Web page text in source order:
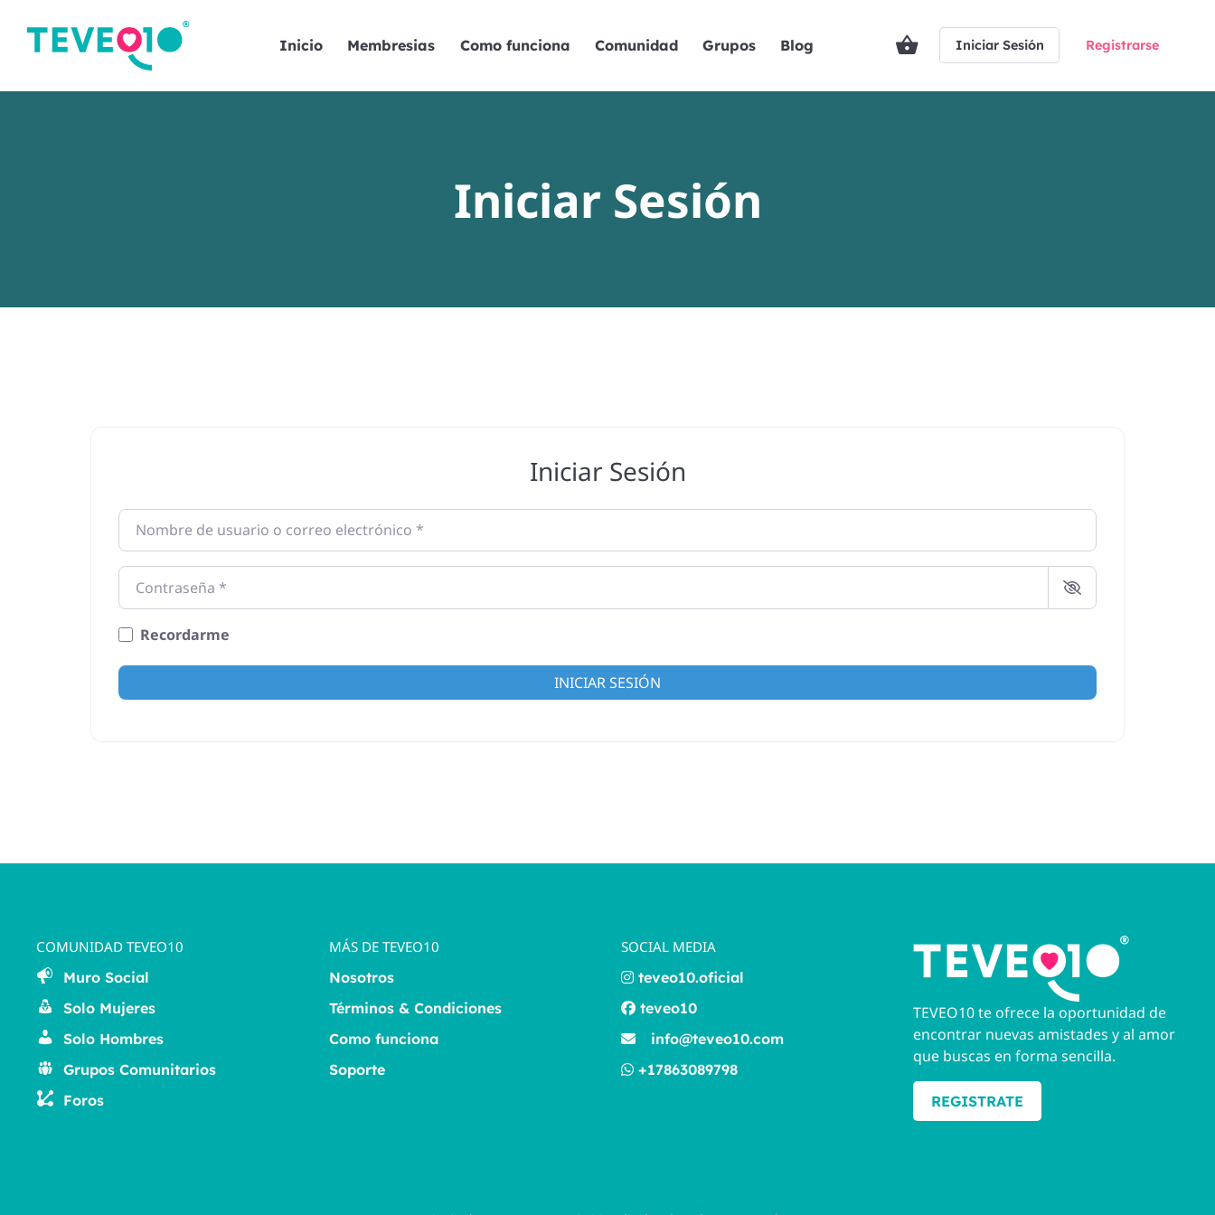
Inicio Membresias Como funciona Comunidad Grupos Blog Iniciar Sesión Registrarse
Iniciar Sesión
Iniciar Sesión
Nombre de usuario o correo electrónico
Contraseña
Recordarme
INICIAR SESIÓN
COMUNIDAD TEVEO10
Muro Social
Solo Mujeres
Solo Hombres
Grupos Comunitarios
Foros
MÁS DE TEVEO10
Nosotros
Términos & Condiciones
Como funciona
Soporte
SOCIAL MEDIA
teveo10.oficial
teveo10
info@teveo10.com
+17863089798
TEVEO10 te ofrece la oportunidad de
encontrar nuevas amistades y al amor
que buscas en forma sencilla.
REGISTRATE